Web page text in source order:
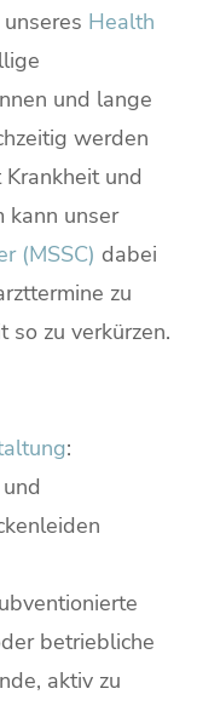
Health
und lange
werden
und
kann unser
(MSSC) dabei
zu
so zu verkürzen.
:
betriebliche
aktiv zu